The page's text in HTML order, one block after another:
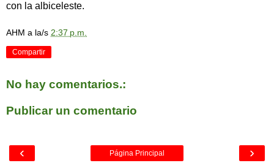
con la albiceleste.
AHM a la/s 2:37 p.m.
Compartir
No hay comentarios.:
Publicar un comentario
‹ ›
Página Principal